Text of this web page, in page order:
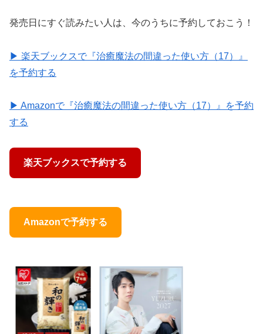
発売日にすぐ読みたい人は、今のうちに予約しておこう！
▶ 楽天ブックスで『治癒魔法の間違った使い方（17）』
を予約する
▶ Amazonで『治癒魔法の間違った使い方（17）』を予約
する
楽天ブックスで予約する
Amazonで予約する